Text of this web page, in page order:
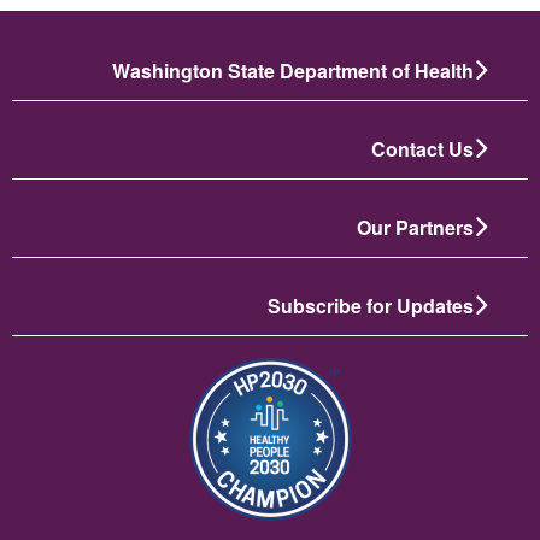
Washington State Department of Health
Contact Us
Our Partners
Subscribe for Updates
תמונה